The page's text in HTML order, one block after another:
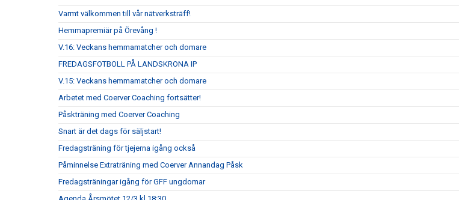
Varmt välkommen till vår nätverksträff!
Hemmapremiär på Örevång !
V.16: Veckans hemmamatcher och domare
FREDAGSFOTBOLL PÅ LANDSKRONA IP
V.15: Veckans hemmamatcher och domare
Arbetet med Coerver Coaching fortsätter!
Påskträning med Coerver Coaching
Snart är det dags för säljstart!
Fredagsträning för tjejerna igång också
Påminnelse Extraträning med Coerver Annandag Påsk
Fredagsträningar igång för GFF ungdomar